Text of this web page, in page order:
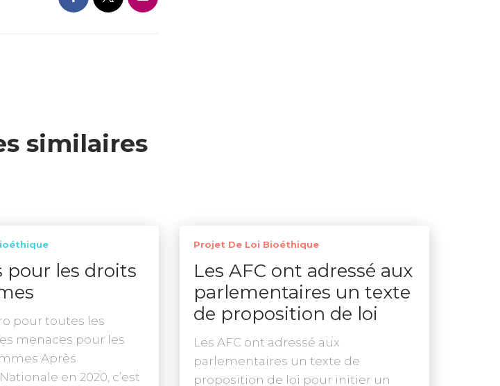
similaires
pour les droits
pour toutes les
menaces pour les
Après
en 2020, c’est
Projet De Loi Bioéthique
Les AFC ont adressé aux
parlementaires un texte
de proposition de loi
Les AFC ont adressé aux
parlementaires un texte de
proposition de loi pour initier un